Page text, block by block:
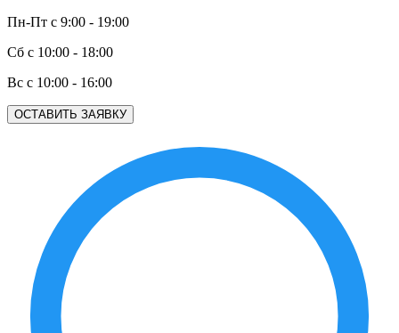
Пн-Пт с 9:00 - 19:00
Сб с 10:00 - 18:00
Вс с 10:00 - 16:00
ОСТАВИТЬ ЗАЯВКУ